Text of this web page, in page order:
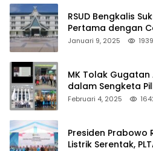
RSUD Bengkalis
Pertama dengan
Januari 9, 2025
MK Tolak
dalam Sengketa
Februari 4, 2025
Presiden Prabowo
Listrik Serentak,